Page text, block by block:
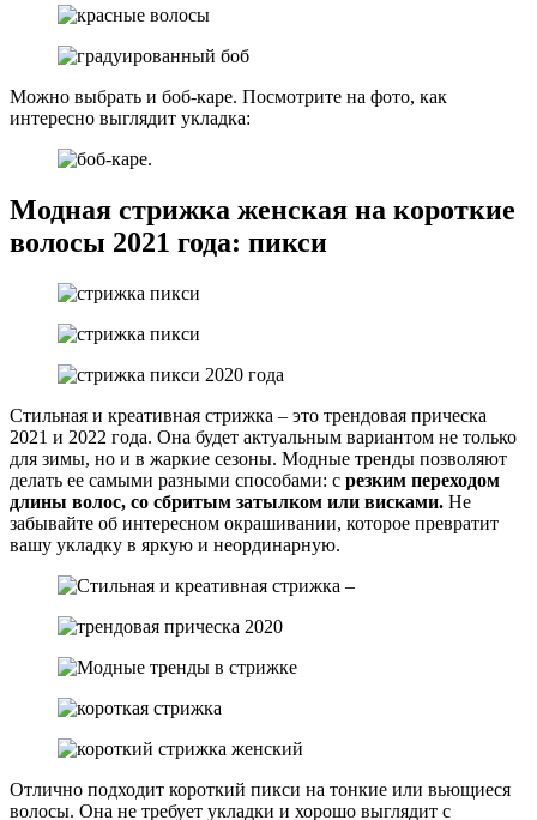
Можно выбрать и боб-каре. Посмотрите на фото, как
интересно выглядит укладка:
Модная стрижка женская на короткие
волосы 2021 года: пикси
Стильная и креативная стрижка – это трендовая прическа
2021 и 2022 года. Она будет актуальным вариантом не только
для зимы, но и в жаркие сезоны. Модные тренды позволяют
делать ее самыми разными способами: с резким переходом
длины волос, со сбритым затылком или висками. Не
забывайте об интересном окрашивании, которое превратит
вашу укладку в яркую и неординарную.
Отлично подходит короткий пикси на тонкие или вьющиеся
волосы. Она не требует укладки и хорошо выглядит с